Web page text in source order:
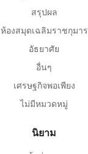
สรุปผล
ห้องสมุดเฉลิมราชกุมาร
อัธยาศัย
อื่นๆ
เศรษฐกิจพอเพียง
ไม่มีหมวดหมู่
นิยาม